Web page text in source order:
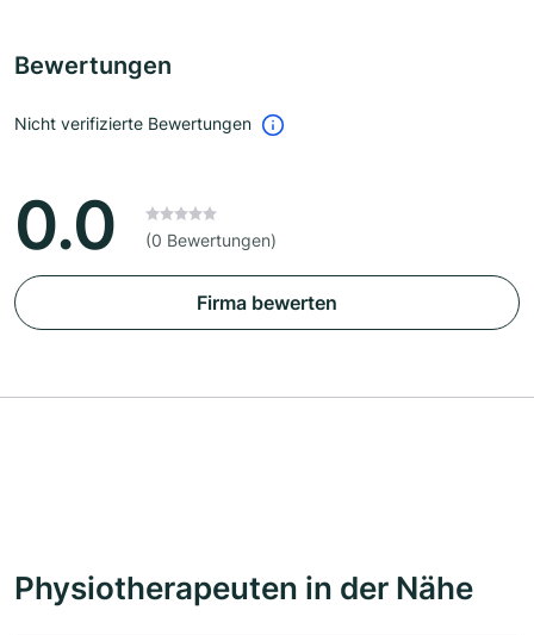
Bewertungen
Nicht verifizierte Bewertungen
0.0 (0 Bewertungen)
Firma bewerten
Physiotherapeuten in der Nähe